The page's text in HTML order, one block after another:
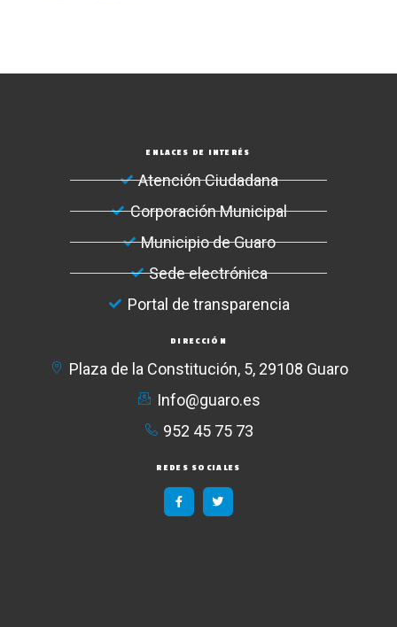
ENLACES DE INTERÉS
Atención Ciudadana
Corporación Municipal
Municipio de Guaro
Sede electrónica
Portal de transparencia
DIRECCIÓN
Plaza de la Constitución, 5, 29108 Guaro
Info@guaro.es
952 45 75 73​
REDES SOCIALES
a
c
e
w
i
t